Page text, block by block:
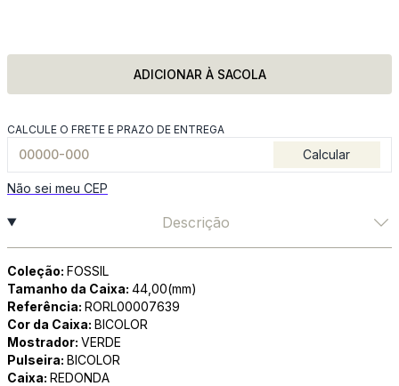
ADICIONAR À SACOLA
CALCULE O FRETE E PRAZO DE ENTREGA
Calcular
Não sei meu CEP
Descrição
Coleção: FOSSIL
Tamanho da Caixa: 44,00(mm)
Referência: RORL00007639
Cor da Caixa: BICOLOR
Mostrador: VERDE
Pulseira: BICOLOR
Caixa: REDONDA